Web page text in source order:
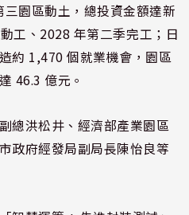
園區動土，總投資金額達新
工、2028 年第二季完工；日
約 1,470 個就業機會，園區
46.3 億元。
總洪松井、經濟部產業園區
政府經發局副局長陳怡良等